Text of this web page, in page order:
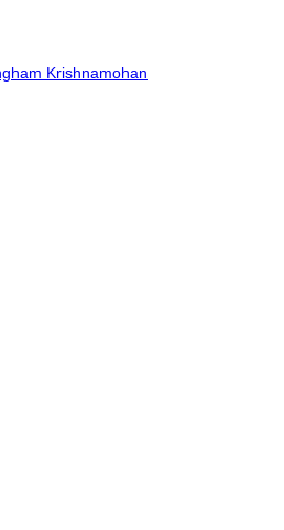
Krishnamohan